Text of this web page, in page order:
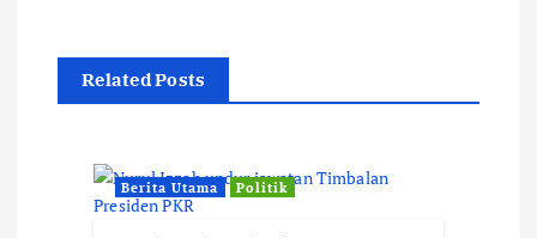
Related Posts
Berita Utama Politik